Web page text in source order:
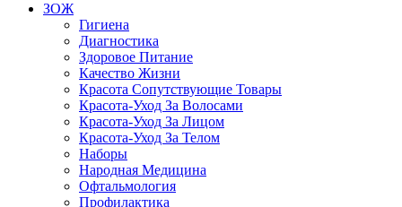
ЗОЖ
Гигиена
Диагностика
Здоровое Питание
Качество Жизни
Красота Сопутствующие Товары
Красота-Уход За Волосами
Красота-Уход За Лицом
Красота-Уход За Телом
Наборы
Народная Медицина
Офтальмология
Профилактика